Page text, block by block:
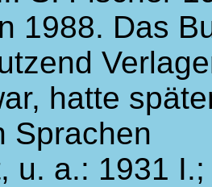
1988. Das
hatte
Sprachen
u. a.: 1931